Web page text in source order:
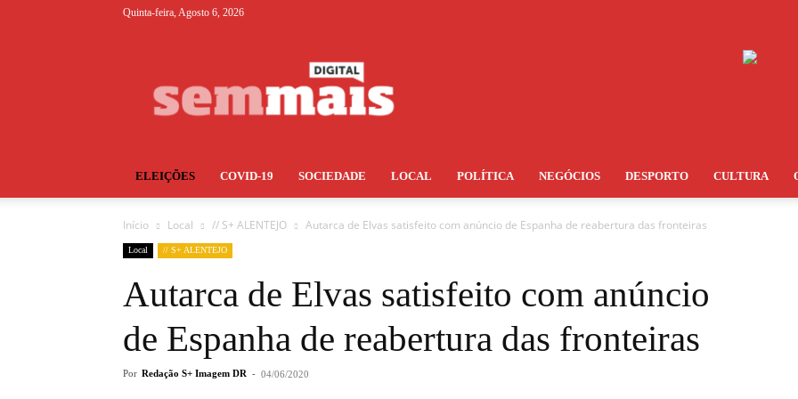
Quinta-feira, Agosto 6, 2026
ELEIÇÕES COVID-19 SOCIEDADE LOCAL POLÍTICA NEGÓCIOS DESPORTO CULTURA
Início Local // S+ ALENTEJO Autarca de Elvas satisfeito com anúncio de Espanha de reabertura das fronteiras
Local // S+ ALENTEJO
Autarca de Elvas satisfeito com anúncio
de Espanha de reabertura das fronteiras
Por Redação S+ Imagem DR - 04/06/2020